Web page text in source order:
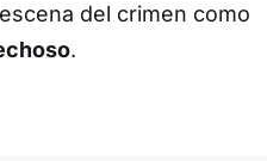
del crimen como
.